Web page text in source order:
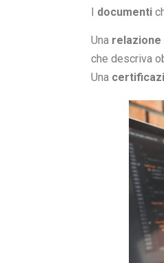
I documenti
Una
che descriva
Una